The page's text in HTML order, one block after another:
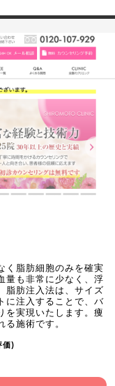
く脂肪細胞のみを確実
量も非常に少なく、浮
脂肪注入法は、サイズ
に注入することで、バ
を実現いたします。痩
施術です。
価)